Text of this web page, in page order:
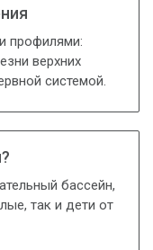
профилями:
верхних
системой.
бассейн,
так и дети от